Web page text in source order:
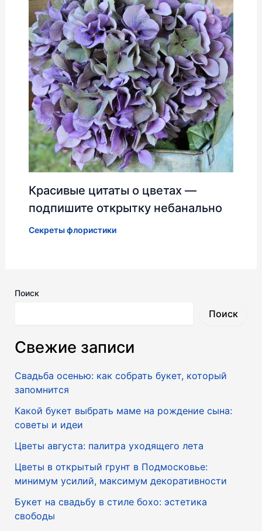
Красивые цитаты о цветах —
подпишите открытку небанально
Секреты флористики
Поиск
Поиск
Свежие записи
Свадьба осенью: как собрать букет, который
запомнится
Какой букет выбрать маме на рождение сына:
советы и идеи
Цветы августа: палитра уходящего лета
Цветы в открытый грунт в Подмосковье:
минимум усилий, максимум декоративности
Букет на свадьбу в стиле бохо: эстетика
свободы